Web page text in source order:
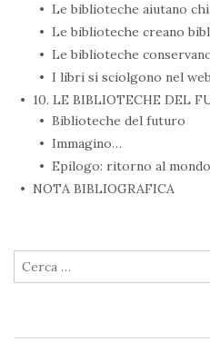
Le biblioteche aiutano
Le biblioteche creano
Le biblioteche
I libri si sciolgono nel
10. LE BIBLIOTECHE DEL
Biblioteche del futuro
Immagino…
Epilogo: ritorno al mondo
NOTA BIBLIOGRAFICA
Ricerca per: